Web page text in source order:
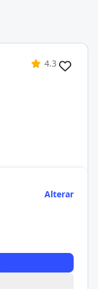
4.3
Alterar